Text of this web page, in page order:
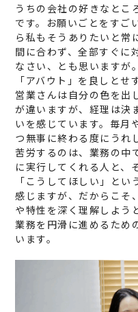
うちの会社の好きなとこ
です。お願いごとをすご
ら私もそうありたいと常
間に合わず、全部すぐに
なさい、とも思いますが
「アバウト」を良しとせ
営業さんは自分の色を出
が違いますが、経理は決
いを感じています。毎月
つ無事に終わる度にうれ
苦労するのは、業務の中
に実行してくれる人と、
「こうしてほしい」と
感じますが、だからこそ
や特性を深く理解しよう
業務を円滑に進めるため
います。